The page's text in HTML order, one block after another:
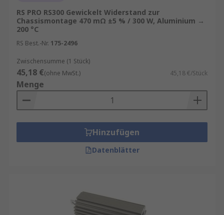
RS PRO RS300 Gewickelt Widerstand zur
Chassismontage 470 mΩ ±5 % / 300 W, Aluminium →
200 °C
RS Best.-Nr. 175-2496
Zwischensumme (1 Stück)
45,18 €(ohne MwSt.) 45,18 €/Stück
Menge
Hinzufügen
Datenblätter